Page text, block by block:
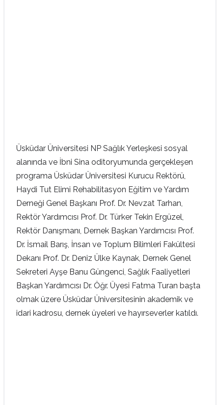
Üsküdar Üniversitesi NP Sağlık Yerleşkesi sosyal
alanında ve İbni Sina oditoryumunda gerçekleşen
programa Üsküdar Üniversitesi Kurucu Rektörü,
Haydi Tut Elimi Rehabilitasyon Eğitim ve Yardım
Derneği Genel Başkanı Prof. Dr. Nevzat Tarhan,
Rektör Yardımcısı Prof. Dr. Türker Tekin Ergüzel,
Rektör Danışmanı, Dernek Başkan Yardımcısı Prof.
Dr. İsmail Barış, İnsan ve Toplum Bilimleri Fakültesi
Dekanı Prof. Dr. Deniz Ülke Kaynak, Dernek Genel
Sekreteri Ayşe Banu Güngenci, Sağlık Faaliyetleri
Başkan Yardımcısı Dr. Öğr. Üyesi Fatma Turan başta
olmak üzere Üsküdar Üniversitesinin akademik ve
idari kadrosu, dernek üyeleri ve hayırseverler katıldı.